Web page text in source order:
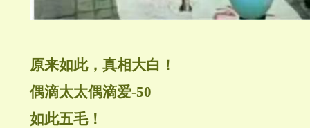
原来如此，真相大白！
偶滴太太偶滴爱-50
如此五毛！